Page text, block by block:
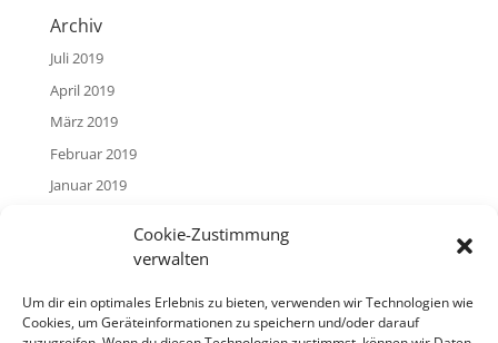
Cookie-Zustimmung
verwalten
Um dir ein optimales Erlebnis zu bieten, verwenden wir Technologien wie
Cookies, um Geräteinformationen zu speichern und/oder darauf
Archiv
Juli 2019
April 2019
März 2019
Februar 2019
Januar 2019
Hilfe in schwierigen Situationen
Haben Sie das Gefühl, sich in einer scheinbar ausweglosen
Notlage zu befinden? Es gibt Menschen, mit denen Sie
darüber sprechen können.